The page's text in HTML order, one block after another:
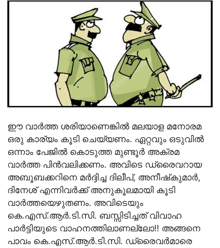
ഈ വാര്‍ത്ത ശരിയാണെങ്കില്‍ മലയാള മനോരമ
ഒരു കാര്യം കൂടി ചെയ്യണം. ഏറ്റവും ഒടുവില്‍
ഒന്നാം പേജില്‍ കൊടുത്ത മുണ്ടൂര്‍ അക്രമ
വാര്‍ത്ത പിന്‍വലിക്കണം. അവിടെ ഡ്രൈവറായ
അബൂബക്കറിനെ മര്‍ദ്ദിച്ച ദിലീപ്, അനീഷ്‌കുമാര്‍,
ദിനേശ് എന്നിവര്‍ക്ക് അനുകൂലമായി കൂടി
വാര്‍ത്തയെഴുതണം. അവിടെയും
കെ.എസ്.ആര്‍.ടി.സി. ബസ്സിടിച്ചത് വിവാഹ
പാര്‍ട്ടിയുടെ വാഹനത്തിലാണല്ലോ!! അങ്ങനെ
പാവം കെ.എസ്.ആര്‍.ടി.സി. ഡ്രൈവര്‍മാരെ